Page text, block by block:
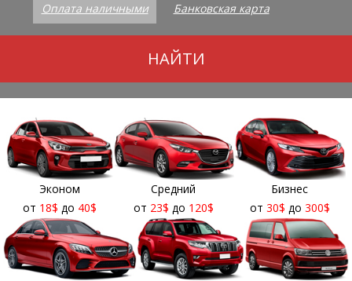
Оплата наличными
Банковская карта
Эконом
от 18$ до 40$
Средний
от 23$ до 120$
Бизнес
от 30$ до 300$